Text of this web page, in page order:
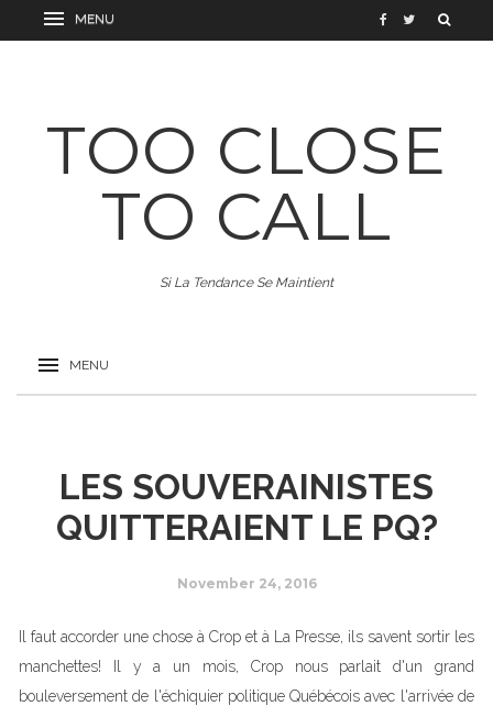
TOO CLOSE
TO CALL
Si La Tendance Se Maintient
LES SOUVERAINISTES
QUITTERAIENT LE PQ?
November 24, 2016
Il faut accorder une chose à Crop et à La Presse, ils savent sortir les
manchettes! Il y a un mois, Crop nous parlait d'un grand
bouleversement de l'échiquier politique Québécois avec l'arrivée de